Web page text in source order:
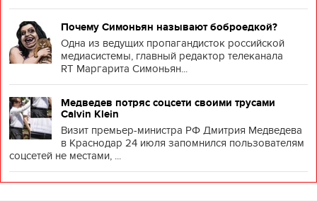
Почему Симоньян называют боброедкой?
Одна из ведущих пропагандисток российской
медиасистемы, главный редактор телеканала
RT Маргарита Симоньян...
Медведев потряс соцсети своими трусами
Calvin Klein
Визит премьер-министра РФ Дмитрия Медведева
в Краснодар 24 июля запомнился пользователям
соцсетей не местами, ...